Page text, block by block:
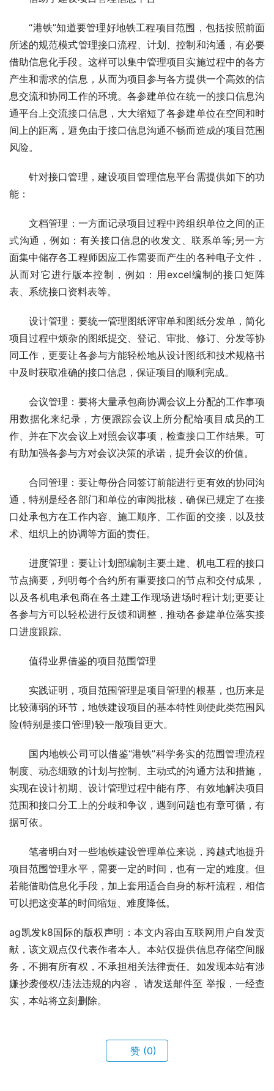
“港铁”知道要管理好地铁工程项目范围，包括按照前面
所述的规范模式管理接口流程、计划、控制和沟通，有必要
借助信息化手段。这样可以集中管理项目实施过程中的各方
产生和需求的信息，从而为项目参与各方提供一个高效的信
息交流和协同工作的环境。各参建单位在统一的接口信息沟
通平台上交流接口信息，大大缩短了各参建单位在空间和时
间上的距离，避免由于接口信息沟通不畅而造成的项目范围
风险。
针对接口管理，建设项目管理信息平台需提供如下的功
能：
文档管理 ：一方面记录项目过程中跨组织单位之间的正
式沟通，例如：有关接口信息的收发文、联系单等;另一方
面集中储存各工程师因应工作需要而产生的各种电子文件 ，
从而对它进行版本控制，例如：用excel编制的接口矩阵
表、系统接口资料表等。
设计管理：要统一管理图纸评审单和图纸分发单，简化
项目过程中烦杂的图纸提交、登记、审批、修订、分发等协
同工作，更要让各参与方能轻松地从设计图纸和技术规格书
中及时获取准确的接口信息，保证项目的顺利完成。
会议管理：要将大量承包商协调会议上分配的工作事项
用数据化来纪录，方便跟踪会议上所分配给项目成员的工
作、并在下次会议上对照会议事项，检查接口工作结果。可
有助加强各参与方对会议决策的承诺，提升会议的价值。
合同管理：要让每份合同签订前能进行更有效的协同沟
通，特别是经各部门和单位的审阅批核，确保已规定了在接
口处承包方在工作内容、施工顺序、工作面的交接，以及技
术、组织上的协调等方面的责任。
进度管理：要让计划部编制主要土建、 机电工程的接口
节点摘要，列明每个合约所有重要接口的节点和交付成果，
以及各机电承包商在各土建工作现场进场时程计划;更要让
各参与方可以轻松进行反馈和调整，推动各参建单位落实接
口进度跟踪。
值得业界借鉴的项目范围管理
实践证明，项目范围管理是项目管理的根基，也历来是
比较薄弱的环节，地铁建设项目的基本特性则使此类范围风
险(特别是接口管理)较一般项目更大。
国内地铁公司可以借鉴“港铁”科学务实的范围管理流程
制度、动态细致的计划与控制、主动式的沟通方法和措施，
实现在设计初期、设计管理过程中能有序、有效地解决项目
范围和接口分工上的分歧和争议，遇到问题也有章可循，有
据可依。
笔者明白对一些地铁建设管理单位来说，跨越式地提升
项目范围管理水平，需要一定的时间，也有一定的难度。但
若能借助信息化手段，加上套用适合自身的标杆流程，相信
可以把这变革的时间缩短、难度降低。
ag凯发k8国际的版权声明：本文内容由互联网用户自发贡
献，该文观点仅代表作者本人。本站仅提供信息存储空间服
务，不拥有所有权，不承担相关法律责任。如发现本站有涉
嫌抄袭侵权/违法违规的内容， 请发送邮件至 举报，一经查
实，本站将立刻删除。
赞 (0)